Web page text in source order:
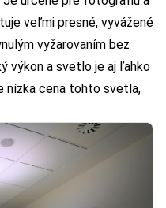
veľmi presné, vyvážené
vyžarovaním bez
výkon a svetlo je aj ľahko
nízka cena tohto svetla,